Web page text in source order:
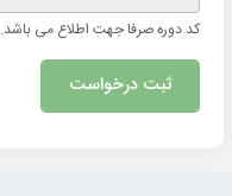
کد دوره صرفا جهت اطلاع می باشد.